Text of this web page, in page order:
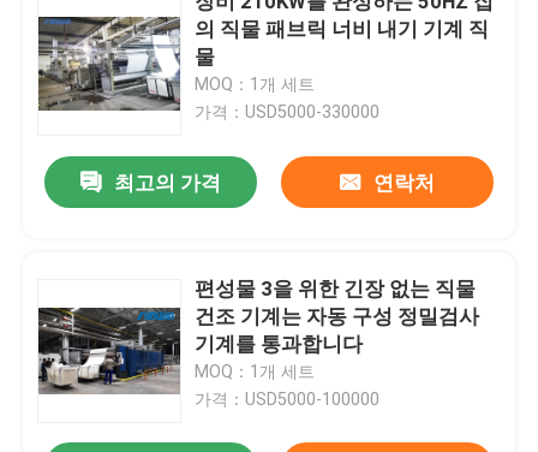
의 직물 패브릭 너비 내기 기계 직
물
MOQ：1개 세트
가격：USD5000-330000
최고의 가격 연락처
편성물 3을 위한 긴장 없는 직물
건조 기계는 자동 구성 정밀검사
기계를 통과합니다
MOQ：1개 세트
가격：USD5000-100000